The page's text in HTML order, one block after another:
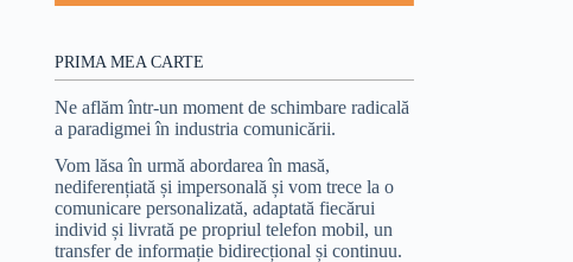
PRIMA MEA CARTE
Ne aflăm într-un moment de schimbare radicală
a paradigmei în industria comunicării.
Vom lăsa în urmă abordarea în masă,
nediferențiată și impersonală și vom trece la o
comunicare personalizată, adaptată fiecărui
individ și livrată pe propriul telefon mobil, un
transfer de informație bidirecțional și continuu.